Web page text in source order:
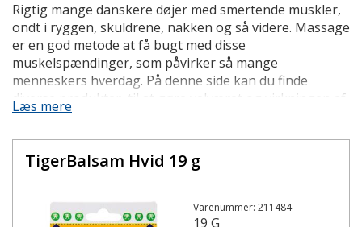
Rigtig mange danskere døjer med smertende muskler,
ondt i ryggen, skuldrene, nakken og så videre. Massage
er en god metode at få bugt med disse
muskelspændinger, som påvirker så mange
menneskers hverdag. På denne side kan du finde
diverse produkter, til at gøre velværet og virkningen af
massagen endnu større.
Massage udføres helst som cirkulerende bevægelser
med eksempelvis tommelfinger eller håndrod, med
afslappet mens massagen bliver givet. Generelt til dette
Læs mere
TigerBalsam Hvid 19 g
Varenummer: 211484
19 G